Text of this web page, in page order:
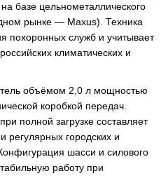
базе цельнометаллического
рынке — Maxus). Техника
похоронных служб и учитывает
климатических и
объёмом 2,0 л мощностью
коробкой передач.
полной загрузке составляет
регулярных городских и
шасси и силового
работу при